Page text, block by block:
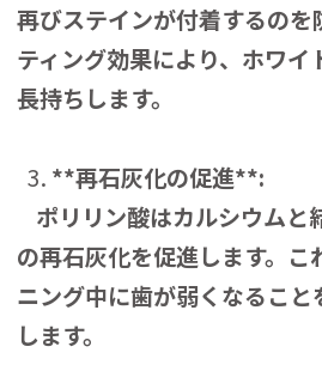
再びステインが付着するのを
ティング効果により、ホワ
長持ちします。
**再石灰化の促進**:
ポリリン酸はカルシウムと
の再石灰化を促進します。こ
ニング中に歯が弱くなるこ
します。